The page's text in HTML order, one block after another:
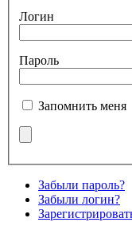
Логин
Пароль
Запомнить меня
Забыли пароль?
Забыли логин?